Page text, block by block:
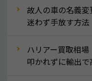
車検の満了日
内装や外装の状態
定を行い高価買取価
故人の車の名義
迷わず手放す方法
ハリアー買取相場
叩かれずに輸出